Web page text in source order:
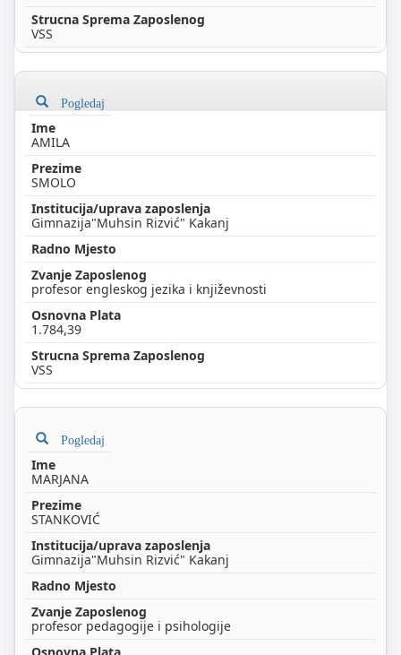
VSS
Pogledaj
AMILA
SMOLO
Gimnazija"Muhsin Rizvić" Kakanj
profesor engleskog jezika i književnosti
1.784,39
VSS
Pogledaj
MARJANA
STANKOVIĆ
Gimnazija"Muhsin Rizvić" Kakanj
profesor pedagogije i psihologije